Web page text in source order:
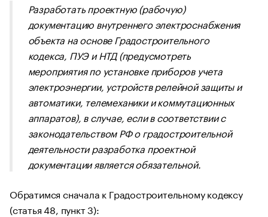
Разработать проектную (рабочую)
документацию внутреннего электроснабжения
объекта на основе Градостроительного
кодекса, ПУЭ и НТД (предусмотреть
мероприятия по установке приборов учета
электроэнергии, устройств релейной защиты и
автоматики, телемеханики и коммутационных
аппаратов), в случае, если в соответствии с
законодательством РФ о градостроительной
деятельности разработка проектной
документации является обязательной.
Обратимся сначала к Градостроительному кодексу
(статья 48, пункт 3):